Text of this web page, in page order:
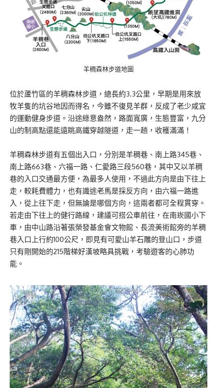
羊稠森林步道地圖
位於蘆竹區的羊稠森林步道，總長約3.3公里，早期是用來放
牧羊隻的坑谷地因而得名，今雖不復見羊群，反成了老少咸宜
的運動健身步道。沿途綠意盎然，路面寬廣，生態豐富，九分
山的制高點還能遠眺高鐵穿越隧道，走一趟，收穫滿滿！
羊稠森林步道有五個出入口，分別是羊稠巷、南上路345巷、
南上路663巷、六福一路、仁愛路三段560巷，其中又以羊稠
巷的入口交通最方便，為最多人使用，不過此方向是由下往上
走，較耗費體力，也有識途老馬是採反方向，由六福一路進
入，從上往下走，但無論是哪個方向，這兩者都可全程貫穿。
若走由下往上的健行路線，建議可搭公車前往，在南崁國小下
車，由中山路沿著張榮發基金會文物館、長流美術館旁的羊稠
巷入口上行約100公尺，即見有可愛山羊石雕的登山口，步道
只有剛開始的215階梯好漢坡略具挑戰，考驗遊客的心肺功
能。